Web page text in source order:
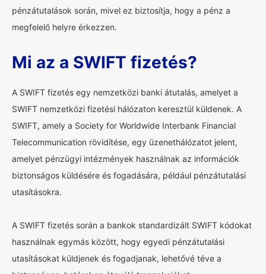
pénzátutalások során, mivel ez biztosítja, hogy a pénz a
megfelelő helyre érkezzen.
Mi az a SWIFT fizetés?
A SWIFT fizetés egy nemzetközi banki átutalás, amelyet a
SWIFT nemzetközi fizetési hálózaton keresztül küldenek. A
SWIFT, amely a Society for Worldwide Interbank Financial
Telecommunication rövidítése, egy üzenethálózatot jelent,
amelyet pénzügyi intézmények használnak az információk
biztonságos küldésére és fogadására, például pénzátutalási
utasításokra.
A SWIFT fizetés során a bankok standardizált SWIFT kódokat
használnak egymás között, hogy egyedi pénzátutalási
utasításokat küldjenek és fogadjanak, lehetővé téve a